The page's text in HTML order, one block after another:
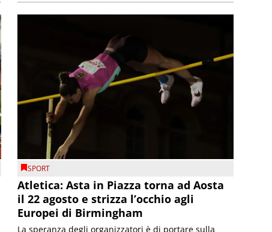
SPORT
Atletica: Asta in Piazza torna ad Aosta
il 22 agosto e strizza l’occhio agli
Europei di Birmingham
La speranza degli organizzatori è di portare sulla